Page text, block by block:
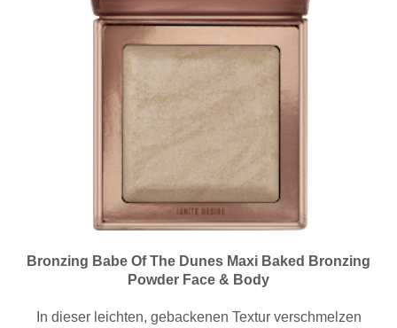
Bronzing Babe Of The Dunes Maxi Baked Bronzing
Powder Face & Body
In dieser leichten, gebackenen Textur verschmelzen